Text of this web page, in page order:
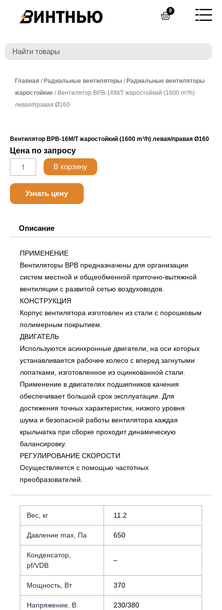
0Cart
Главная / Радиальные вентиляторы / Радиальные вентиляторы
жаростойкие / Вентилятор ВРВ-16М/T жаростойкий (1600 m³/h)
левая/правая Ø160
Вентилятор ВРВ-16М/T жаростойкий (1600 m³/h) левая/правая Ø160
Цена по запросу
Количество
товара
Belimo
LF230
В корзину
Узнать цену
Описание
ПРИМЕНЕНИЕ
Вентиляторы ВРВ предназначены для организации
систем местной и общеобменной приточно-вытяжной
вентиляции с развитой сетью воздуховодов.
КОНСТРУКЦИЯ
Корпус вентилятора изготовлен из стали с порошковым
полимерным покрытием.
ДВИГАТЕЛЬ
Используются асинхронные двигатели, на оси которых
устанавливается рабочее колесо с вперед загнутыми
лопатками, изготовленное из оцинкованной стали.
Применение в двигателях подшипников качения
обеспечивает большой срок эксплуатации. Для
достижения точных характеристик, низкого уровня
шума и безопасной работы вентилятора каждая
крыльчатка при сборке проходит динамическую
балансировку.
РЕГУЛИРОВАНИЕ СКОРОСТИ
Осуществляется с помощью частотных
преобразователей.
Вес, кг 11.2
Давление max, Па 650
Конденсатор,
pf/VDB
–
Мощность, Вт 370
Напряжение, В 230/380